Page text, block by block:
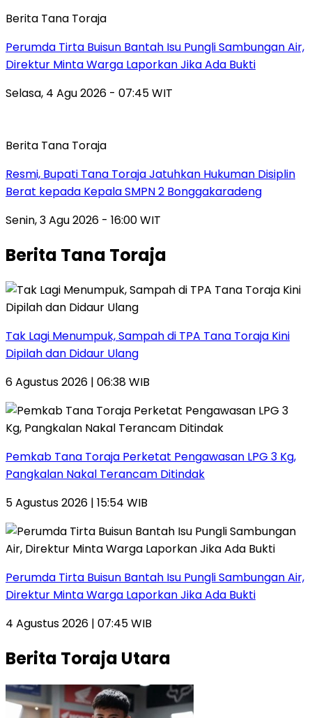
Berita Tana Toraja
Perumda Tirta Buisun Bantah Isu Pungli Sambungan Air,
Direktur Minta Warga Laporkan Jika Ada Bukti
Selasa, 4 Agu 2026 - 07:45 WIT
Berita Tana Toraja
Resmi, Bupati Tana Toraja Jatuhkan Hukuman Disiplin
Berat kepada Kepala SMPN 2 Bonggakaradeng
Senin, 3 Agu 2026 - 16:00 WIT
Berita Tana Toraja
Tak Lagi Menumpuk, Sampah di TPA Tana Toraja Kini
Dipilah dan Didaur Ulang
6 Agustus 2026 | 06:38 WIB
Pemkab Tana Toraja Perketat Pengawasan LPG 3 Kg,
Pangkalan Nakal Terancam Ditindak
5 Agustus 2026 | 15:54 WIB
Perumda Tirta Buisun Bantah Isu Pungli Sambungan Air,
Direktur Minta Warga Laporkan Jika Ada Bukti
4 Agustus 2026 | 07:45 WIB
Berita Toraja Utara